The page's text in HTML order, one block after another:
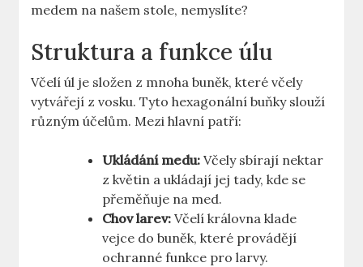
medem na našem stole, nemyslíte?
Struktura a funkce úlu
Včelí úl je složen z mnoha buněk, které včely
vytvářejí z vosku. Tyto hexagonální buňky slouží
různým účelům. Mezi hlavní patří:
Ukládání medu: Včely sbírají nektar
z květin a ukládají jej tady, kde se
přeměňuje na med.
Chov larev: Včelí královna klade
vejce do buněk, které provádějí
ochranné funkce pro larvy.